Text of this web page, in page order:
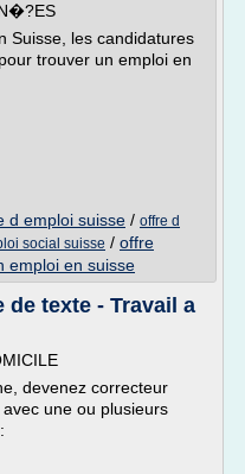
Suisse, les candidatures
trouver un emploi en
d emploi suisse / offre d
social suisse / offre
emploi en suisse
texte - Travail a
devenez correcteur
une ou plusieurs